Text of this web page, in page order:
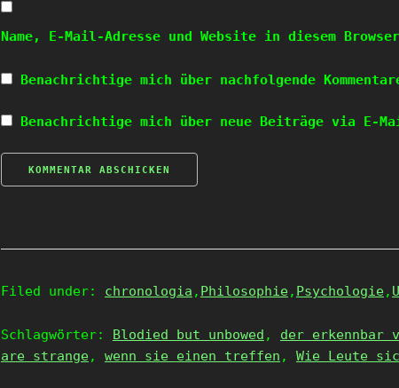
Name, E-Mail-Adresse und Website in diesem
Benachrichtige mich über nachfolgende
Benachrichtige mich über neue Beiträge via E-
Filed under: chronologia , Philosophie, Psychologie,
Schlagwörter: Blodied but unbowed , der
are strange, wenn sie einen treffen , Wie Leute